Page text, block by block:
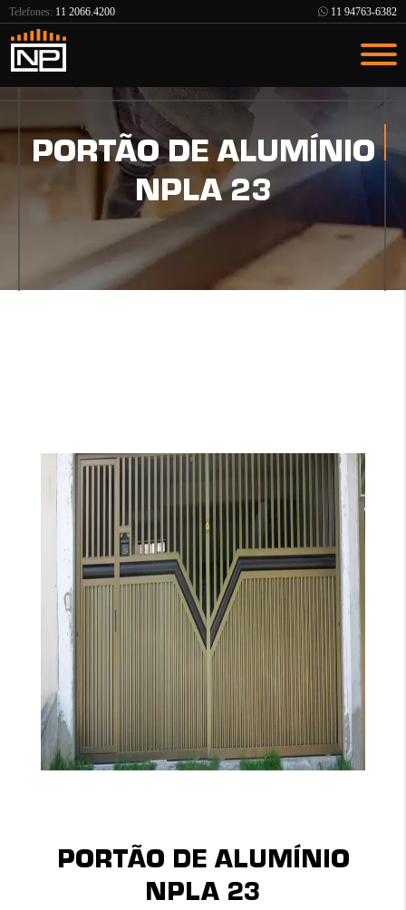
Telefones: 11 2066.4200 11 94763-6382
PORTÃO DE ALUMÍNIO
NPLA 23
PORTÃO DE ALUMÍNIO
NPLA 23